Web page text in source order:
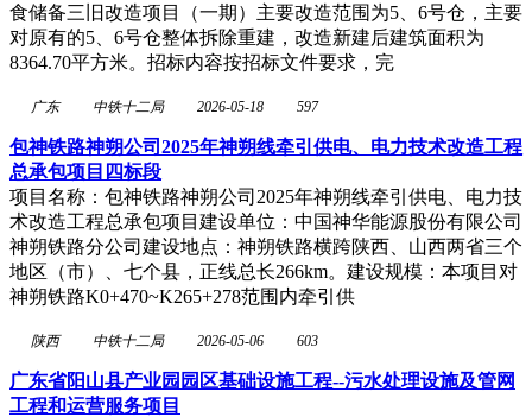
食储备三旧改造项目（一期）主要改造范围为5、6号仓，主要
对原有的5、6号仓整体拆除重建，改造新建后建筑面积为
8364.70平方米。招标内容按招标文件要求，完
广东 中铁十二局 2026-05-18 597
包神铁路神朔公司2025年神朔线牵引供电、电力技术改造工程
总承包项目四标段
项目名称：包神铁路神朔公司2025年神朔线牵引供电、电力技
术改造工程总承包项目建设单位：中国神华能源股份有限公司
神朔铁路分公司建设地点：神朔铁路横跨陕西、山西两省三个
地区（市）、七个县，正线总长266km。建设规模：本项目对
神朔铁路K0+470~K265+278范围内牵引供
陕西 中铁十二局 2026-05-06 603
广东省阳山县产业园园区基础设施工程--污水处理设施及管网
工程和运营服务项目